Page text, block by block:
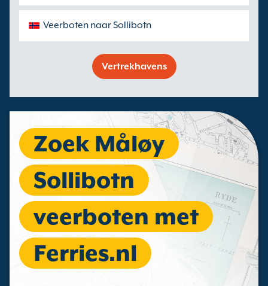
Veerboten naar Sollibotn
Vertrekhavens
Zoek Måløy
Sollibotn
veerboten met
Ferries.nl